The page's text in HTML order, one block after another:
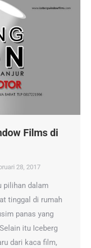
Films di
28, 2017
pilihan dalam
tinggal di rumah
panas yang
itu Iceberg
dari kaca film,